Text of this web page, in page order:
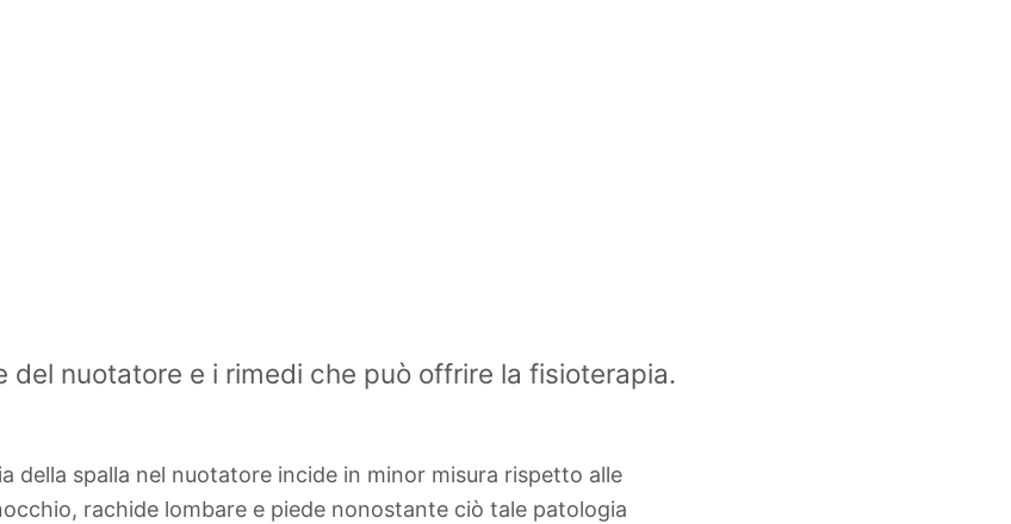
del nuotatore e i rimedi che può offrire la fisioterapia.
della spalla nel nuotatore incide in minor misura rispetto alle
rachide lombare e piede nonostante ciò tale patologia